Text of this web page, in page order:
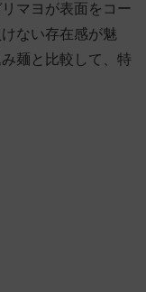
マヨが表面をコー
ない存在感が魅
麺と比較して、特